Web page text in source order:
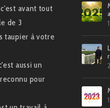
avant tout
de 3
taupier à votre
aussi un
pour